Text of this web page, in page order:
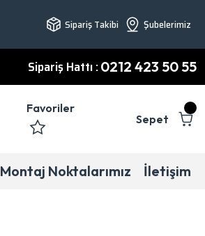
Sipariş Takibi Şubelerimiz
Sipariş Hattı :0212 423 50 55
Favoriler
Sepet
Montaj Noktalarımız İletişim